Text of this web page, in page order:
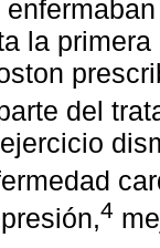
la
del
4